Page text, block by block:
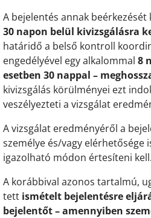
A bejelentés annak
30 napon belül kivizsgálásra
határidő a belső kontroll
engedélyével egy alkalommal 8
esetben 30 nappal –
kivizsgálás körülményei ezt
veszélyezteti a vizsgálat
A vizsgálat eredményéről a
személye és/vagy elérhetősége
igazolható módon értesíteni kell.
A korábbival azonos tartalmú,
tett ismételt bejelentésre
bejelentőt – amennyiben